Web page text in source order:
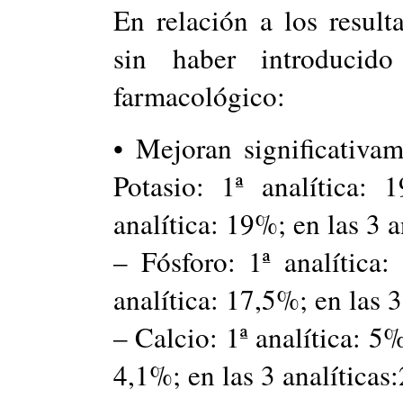
En relación a los
sin haber
farmacológico:
• Mejoran
Potasio: 1ª analítica:
analítica: 19%; en las 3
– Fósforo: 1ª
analítica: 17,5%; en las
– Calcio: 1ª analítica:
4,1%; en las 3